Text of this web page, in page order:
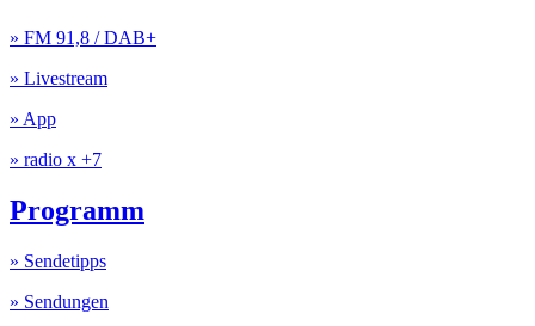
» FM 91,8 / DAB+
» Livestream
» App
» radio x +7
Programm
» Sendetipps
» Sendungen